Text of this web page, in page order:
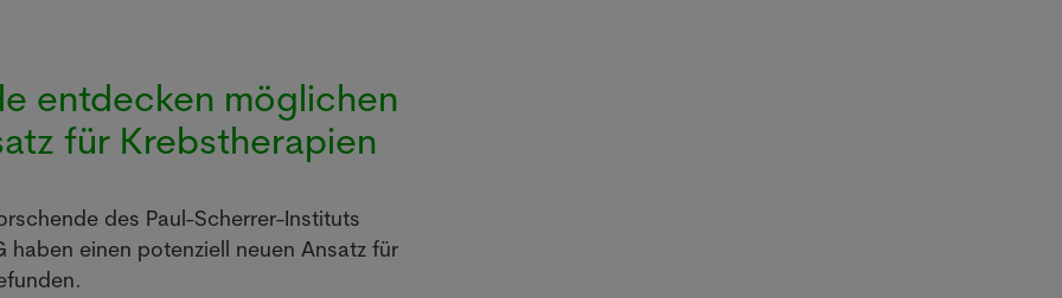
entdecken möglichen
für Krebstherapien
des Paul-Scherrer-Instituts
haben einen potenziell neuen Ansatz für